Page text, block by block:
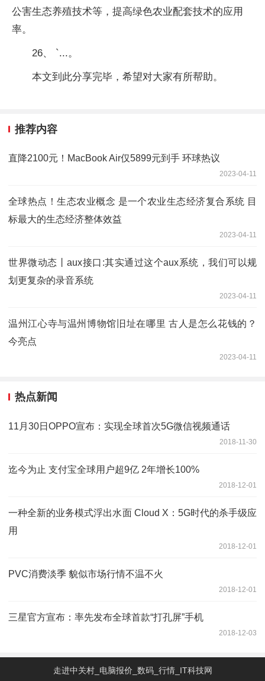
公害生态养殖技术等，提高绿色农业配套技术的应用
率。
26、 `...。
本文到此分享完毕，希望对大家有所帮助。
推荐内容
直降2100元！MacBook Air仅5899元到手 环球热议
2023-04-11
全球热点！生态农业概念 是一个农业生态经济复合系统 目
标最大的生态经济整体效益
2023-04-11
世界微动态丨aux接口:其实通过这个aux系统，我们可以规
划更复杂的录音系统
2023-04-11
温州江心寺与温州博物馆旧址在哪里 古人是怎么花钱的？
今亮点
2023-04-11
热点新闻
11月30日OPPO宣布：实现全球首次5G微信视频通话
2018-11-30
迄今为止 支付宝全球用户超9亿 2年增长100%
2018-12-01
一种全新的业务模式浮出水面 Cloud X：5G时代的杀手级应
用
2018-12-01
PVC消费淡季 貌似市场行情不温不火
2018-12-01
三星官方宣布：率先发布全球首款“打孔屏”手机
2018-12-03
走进中关村_电脑报价_数码_行情_IT科技网